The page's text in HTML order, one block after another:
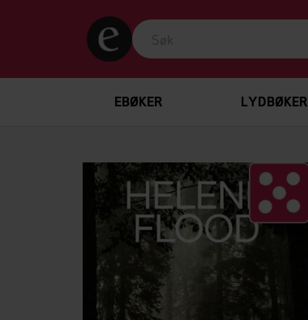
EBØKER LYDBØKER